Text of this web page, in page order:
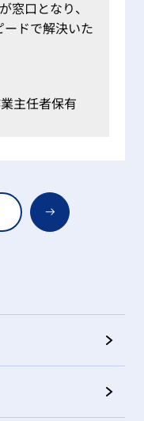
窓口となり、
ドで解決いた
主任者保有